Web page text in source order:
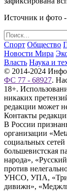
Источник и фото -
Спорт Общество
Новости Мира
Власть Наука и
© 2014-2024
ФС 77 - 68927.
18+.
никаких
редакции может
Контакты
В России
организации
социальных
большевистская
народа»,
против
УНСО, УПА,
дивижн»,